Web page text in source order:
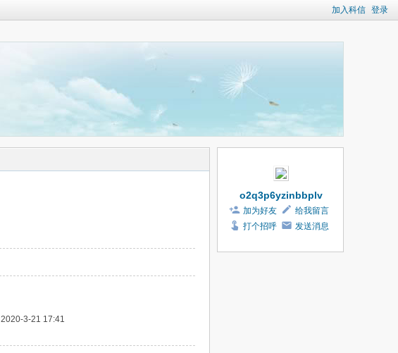
加入科信 登录
2020-3-21 17:41
o2q3p6yzinbbplv
加为好友
给我留言
打个招呼
发送消息